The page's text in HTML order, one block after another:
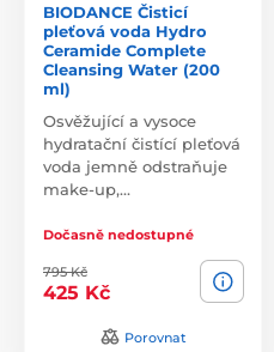
BIODANCE Čisticí
pleťová voda Hydro
Ceramide Complete
Cleansing Water (200
ml)
Osvěžující a vysoce
hydratační čistící pleťová
voda jemně odstraňuje
make-up,…
Dočasně nedostupné
795 Kč
425 Kč
Porovnat